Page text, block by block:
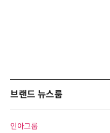
브랜드 뉴스룸